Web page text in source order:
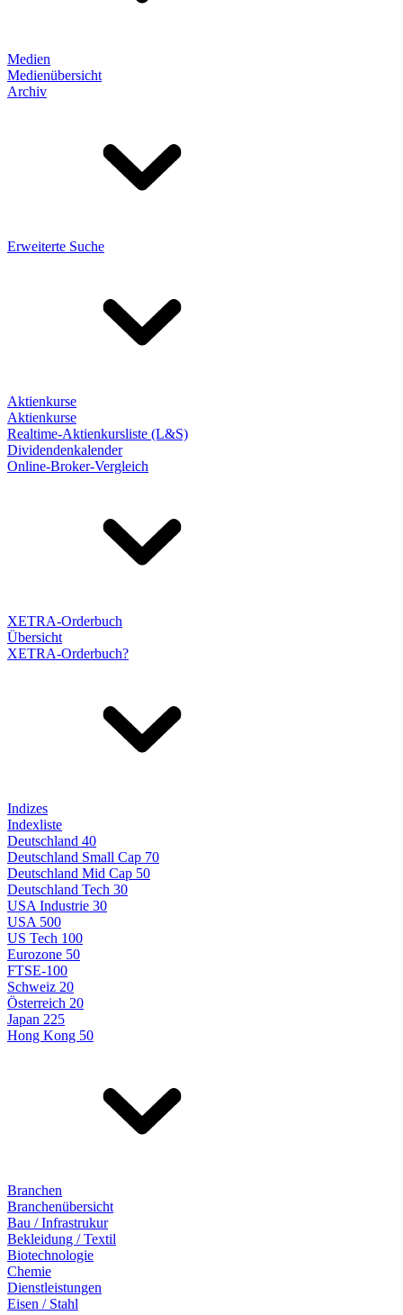
Medien
Medienübersicht
Archiv
Erweiterte Suche
Aktienkurse
Aktienkurse
Realtime-Aktienkursliste (L&S)
Dividendenkalender
Online-Broker-Vergleich
XETRA-Orderbuch
Übersicht
XETRA-Orderbuch?
Indizes
Indexliste
Deutschland 40
Deutschland Small Cap 70
Deutschland Mid Cap 50
Deutschland Tech 30
USA Industrie 30
USA 500
US Tech 100
Eurozone 50
FTSE-100
Schweiz 20
Österreich 20
Japan 225
Hong Kong 50
Branchen
Branchenübersicht
Bau / Infrastrukur
Bekleidung / Textil
Biotechnologie
Chemie
Dienstleistungen
Eisen / Stahl